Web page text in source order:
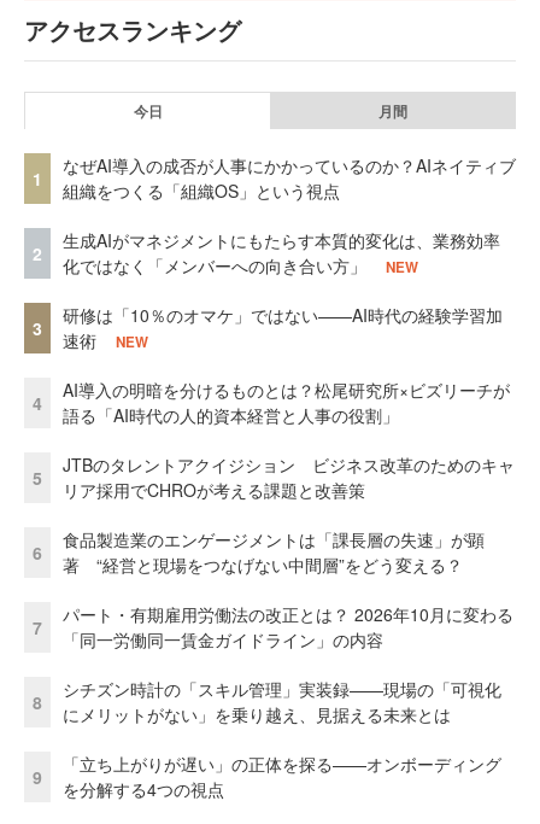
アクセスランキング
今日 月間
1
なぜAI導入の成否が人事にかかっているのか？AIネイティブ
組織をつくる「組織OS」という視点
2
生成AIがマネジメントにもたらす本質的変化は、業務効率
化ではなく「メンバーへの向き合い方」
NEW
3
研修は「10％のオマケ」ではない——AI時代の経験学習加
速術
NEW
4
AI導入の明暗を分けるものとは？松尾研究所×ビズリーチが
語る「AI時代の人的資本経営と人事の役割」
5
JTBのタレントアクイジション ビジネス改革のためのキャ
リア採用でCHROが考える課題と改善策
6
食品製造業のエンゲージメントは「課長層の失速」が顕
著 “経営と現場をつなげない中間層”をどう変える？
7
パート・有期雇用労働法の改正とは？ 2026年10月に変わる
「同一労働同一賃金ガイドライン」の内容
8
シチズン時計の「スキル管理」実装録——現場の「可視化
にメリットがない」を乗り越え、見据える未来とは
9
「立ち上がりが遅い」の正体を探る——オンボーディング
を分解する4つの視点